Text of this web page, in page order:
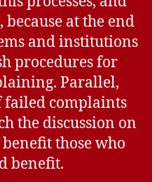
at the end
and institutions
procedures for
Parallel,
failed complaints
the discussion on
those who
benefit.